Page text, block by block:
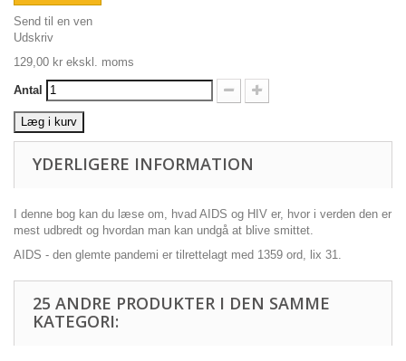
Send til en ven
Udskriv
129,00 kr ekskl. moms
Antal
Læg i kurv
YDERLIGERE INFORMATION
I denne bog kan du læse om, hvad AIDS og HIV er, hvor i verden den er
mest udbredt og hvordan man kan undgå at blive smittet.
AIDS - den glemte pandemi er tilrettelagt med 1359 ord, lix 31.
25 ANDRE PRODUKTER I DEN SAMME
KATEGORI: